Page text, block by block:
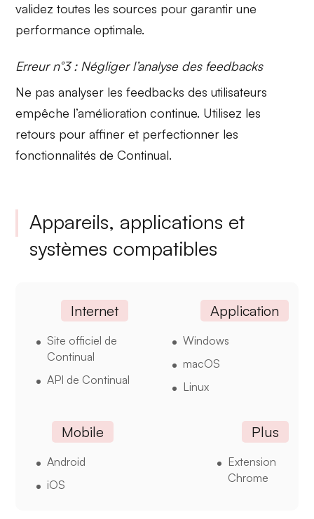
validez toutes les sources pour garantir une
performance optimale.
Erreur n°3 : Négliger l’analyse des feedbacks
Ne pasanalyser les feedbacks des utilisateurs
empêche l’amélioration continue. Utilisez les
retours pour affiner et perfectionner les
fonctionnalités de Continual.
Appareils, applications et
systèmes compatibles
Internet
Site officiel de
Continual
API de Continual
Application
Windows
macOS
Linux
Mobile
Android
iOS
Plus
Extension
Chrome